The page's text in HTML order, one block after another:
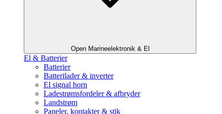
Open Marineelektronik & El
El & Batterier
Batterier
Batterilader & inverter
El signal horn
Ladestrømsfordeler & afbryder
Landstrøm
Paneler, kontakter & stik